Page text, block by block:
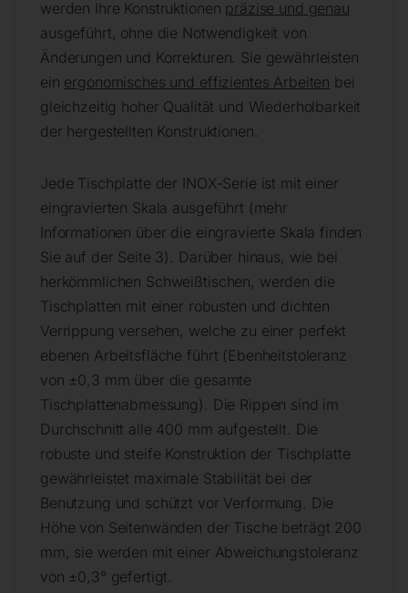
werden Ihre Konstruktionen präzise und genau
ausgeführt, ohne die Notwendigkeit von
Änderungen und Korrekturen. Sie gewährleisten
ein ergonomisches und effizientes Arbeiten bei
gleichzeitig hoher Qualität und Wiederholbarkeit
der hergestellten Konstruktionen.
Jede Tischplatte der INOX-Serie ist mit einer
eingravierten Skala ausgeführt (mehr
Informationen über die eingravierte Skala finden
Sie auf der Seite 3). Darüber hinaus, wie bei
herkömmlichen Schweißtischen, werden die
Tischplatten mit einer robusten und dichten
Verrippung versehen, welche zu einer perfekt
ebenen Arbeitsfläche führt (Ebenheitstoleranz
von ±0,3 mm über die gesamte
Tischplattenabmessung). Die Rippen sind im
Durchschnitt alle 400 mm aufgestellt. Die
robuste und steife Konstruktion der Tischplatte
gewährleistet maximale Stabilität bei der
Benutzung und schützt vor Verformung. Die
Höhe von Seitenwänden der Tische beträgt 200
mm, sie werden mit einer Abweichungstoleranz
von ±0,3° gefertigt.